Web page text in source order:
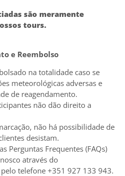
são meramente
tours.
e Reembolso
na totalidade caso se
meteorológicas adversas e
de reagendamento.
não dão direito a
não há possibilidade de
desistam.
Perguntas Frequentes (FAQs)
através do
telefone +351 927 133 943.